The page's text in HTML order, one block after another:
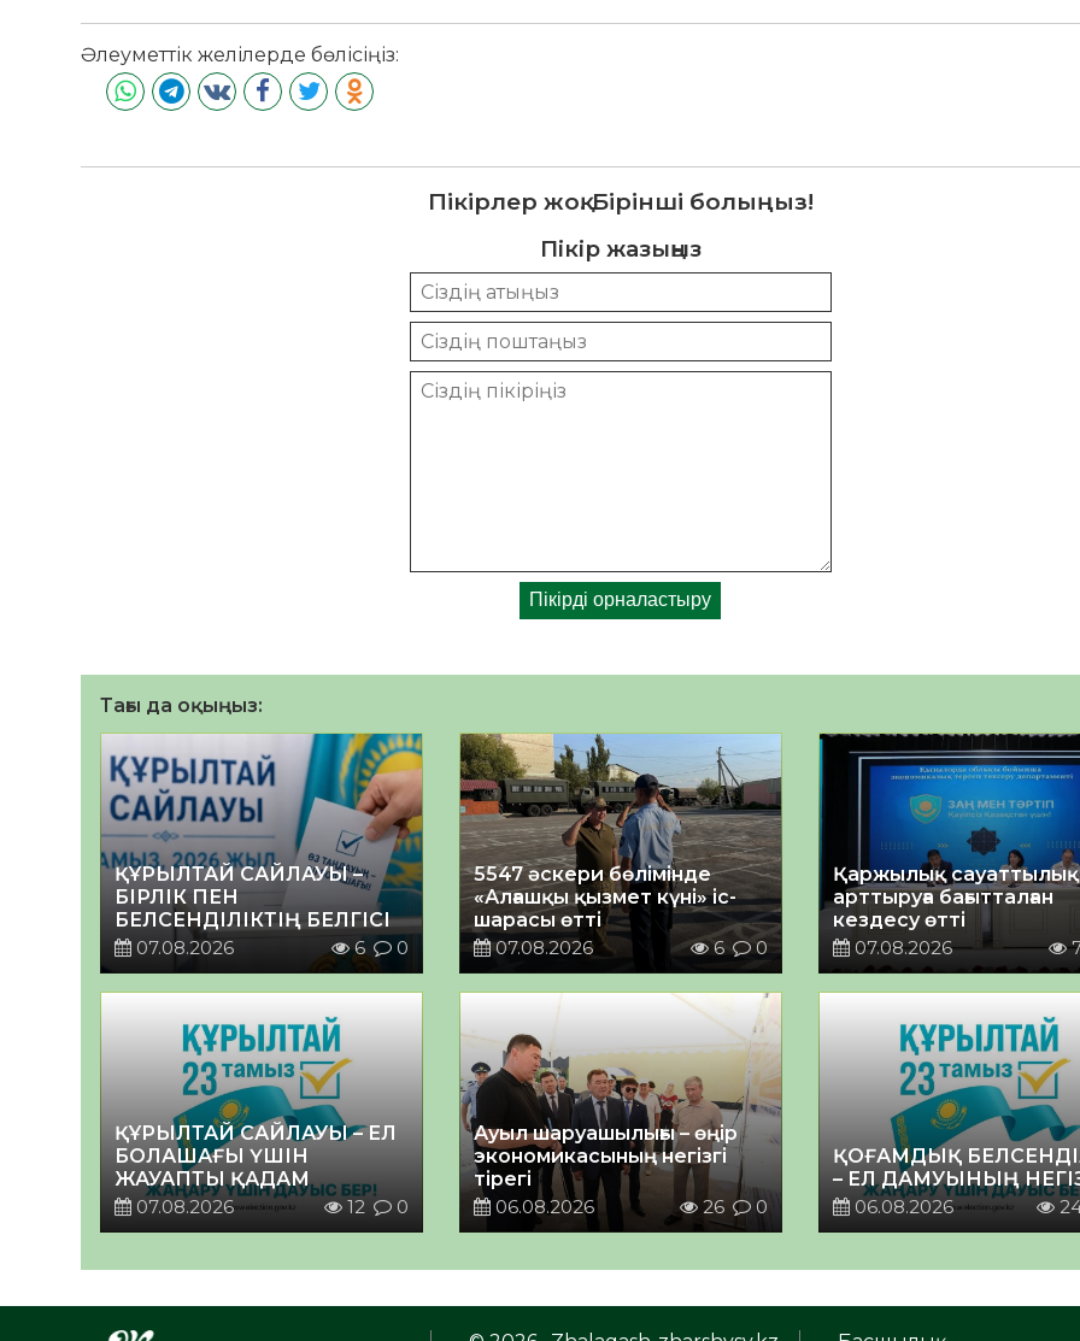
Әлеуметтік желілерде бөлісіңіз:
Пікірлер жоқ. Бірінші болыңыз!
Пікір жазыңыз
Тағы да оқыңыз:
ҚҰРЫЛТАЙ САЙЛАУЫ –
БІРЛІК ПЕН
БЕЛСЕНДІЛІКТІҢ БЕЛГІСІ
07.08.2026
6 0
5547 әскери бөлімінде
«Алғашқы қызмет күні» іс-
шарасы өтті
07.08.2026
6 0
Қаржылық
арттыруға бағытталған
кездесу өтті
07.08.2026
ҚҰРЫЛТАЙ САЙЛАУЫ – ЕЛ
БОЛАШАҒЫ ҮШІН
ЖАУАПТЫ ҚАДАМ
07.08.2026
12 0
Ауыл шаруашылығы – өңір
экономикасының негізгі
тірегі
06.08.2026
26 0
ҚОҒАМДЫҚ
– ЕЛ ДАМУЫНЫҢ
06.08.2026